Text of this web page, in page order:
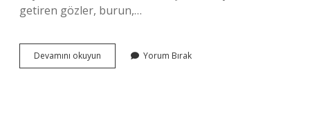
getiren gözler, burun,…
Devamını okuyun
Eşikleri
Yorum Bırak